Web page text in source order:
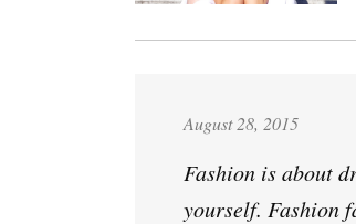
August 28, 2015
Fashion is about
yourself. Fashion